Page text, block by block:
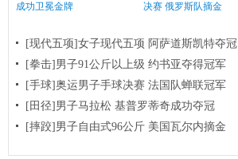
成功卫冕金牌
决赛 俄罗斯队摘金
[现代五项]女子现代五项 阿萨道斯凯特夺冠
[拳击]男子91公斤以上级 约书亚夺得冠军
[手球]奥运男子手球决赛 法国队蝉联冠军
[田径]男子马拉松 基普罗蒂奇成功夺冠
[摔跤]男子自由式96公斤 美国瓦尔内摘金